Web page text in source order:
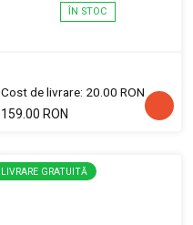
ÎN STOC
Cost de livrare: 20.00 RON
159.00 RON
LIVRARE GRATUITĂ